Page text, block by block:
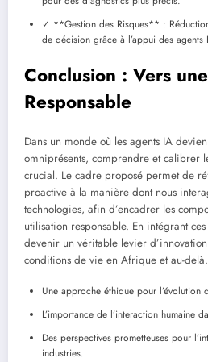
✓ **Gestion des Risques** :
de décision grâce à l’appui des agents
Conclusion : Vers
Responsable
Dans un monde où les agents IA
omniprésents, comprendre et calibrer
crucial. Le cadre proposé permet de
proactive à la manière dont nous
technologies, afin d’encadrer les
utilisation responsable. En intégrant
devenir un véritable levier
conditions de vie en Afrique et au-delà.
Une approche éthique pour l’évolution
L’importance de l’interaction humaine
Des perspectives prometteuses pour
industries.